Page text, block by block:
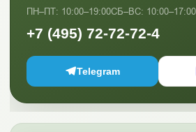
ПН–ПТ: 10:00–19:00СБ–ВС: 10:00–17:00
+7 (495) 72-72-72-4
Telegram